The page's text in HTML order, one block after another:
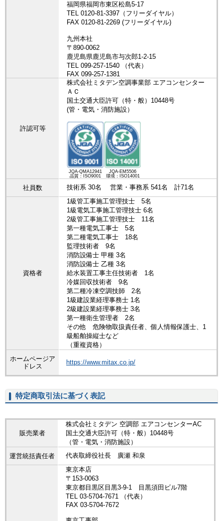
許認可等
株式会社ミタデン空調事業部 エアコンセンター
ＡＣ
国土交通大臣許可（特・般）10448号
(管・電気・消防施設）
JQA-QMA12941
品質：ISO9001
JQA-EM5506
環境：ISO14001
社員数 技術系 30名 営業・事務系 541名 計71名
資格者
1級管工事施工管理技士 5名
1級電気工事施工管理技士 6名
2級管工事施工管理技士 11名
第一種電気工事士 5名
第二種電気工事士 18名
監理技術者 9名
消防設備士 甲種 3名
消防設備士 乙種 3名
給水装置工事主任技術者 1名
冷媒回収技術者 9名
第二種冷凍空調技師 2名
1級建設業経理事務士 1名
2級建設業経理事務士 3名
第一種衛生管理者 2名
その他 危険物取扱責任者、個人情報保護士、1
級船舶操縦士など
（重複資格）
ホームページア
ドレス
https://www.mitax.co.jp/
特定商取引法に基づく表記
販売業者
株式会社ミタデン 空調部 エアコンセンターAC
国土交通大臣許可（特・般）10448号
（管・電気・消防施設）
運営統括責任者
代表取締役社長 廣瀬 和泉